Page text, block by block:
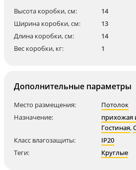
Высота коробки, см:
14
Ширина коробки, см:
13
Длина коробки, см:
14
Вес коробки, кг:
1
Дополнительные параметры
Место размещения:
Потолок
Назначение:
прихожая
Гостиная,
Класс влагозащиты:
IP20
Теги:
Круглые